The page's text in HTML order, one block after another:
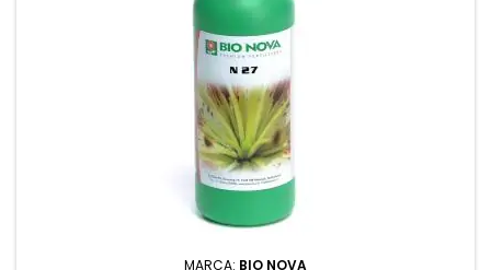
MARCA: BIO NOVA